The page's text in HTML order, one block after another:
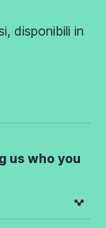
disponibili in
us who you